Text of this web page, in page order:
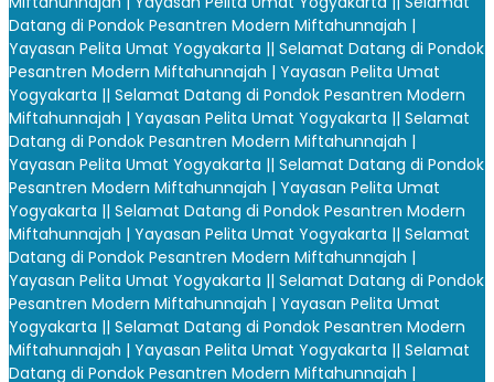
Datang di Pondok Pesantren Modern Miftahunnajah |
Yayasan Pelita Umat Yogyakarta || Selamat Datang di Pondok
Pesantren Modern Miftahunnajah | Yayasan Pelita Umat
Yogyakarta || Selamat Datang di Pondok Pesantren Modern
Miftahunnajah | Yayasan Pelita Umat Yogyakarta || Selamat
Datang di Pondok Pesantren Modern Miftahunnajah |
Yayasan Pelita Umat Yogyakarta || Selamat Datang di Pondok
Pesantren Modern Miftahunnajah | Yayasan Pelita Umat
Yogyakarta || Selamat Datang di Pondok Pesantren Modern
Miftahunnajah | Yayasan Pelita Umat Yogyakarta || Selamat
Datang di Pondok Pesantren Modern Miftahunnajah |
Yayasan Pelita Umat Yogyakarta || Selamat Datang di Pondok
Pesantren Modern Miftahunnajah | Yayasan Pelita Umat
Yogyakarta || Selamat Datang di Pondok Pesantren Modern
Miftahunnajah | Yayasan Pelita Umat Yogyakarta || Selamat
Datang di Pondok Pesantren Modern Miftahunnajah |